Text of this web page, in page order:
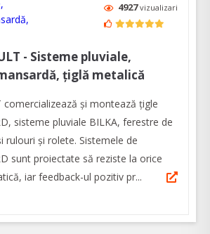
4927vizualizari
- Sisteme pluviale,
țiglă metalică
comercializează și montează țigle
sisteme pluviale BILKA, ferestre de
rulouri și rolete. Sistemele de
sunt proiectate să reziste la orice
iar feedback-ul pozitiv pr...